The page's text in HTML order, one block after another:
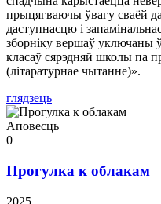
прыцягваючы ўвагу сваёй
даступнасцю і
зборніку вершаў уключаны
класаў сярэдняй школы па
(літаратурнае чытанне)».
глядзець
Аповесць
0
Прогулка к облакам
2025